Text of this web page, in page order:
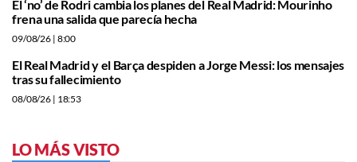
El ‘no’ de Rodri cambia los planes del Real Madrid: Mourinho
frena una salida que parecía hecha
09/08/26 | 8:00
El Real Madrid y el Barça despiden a Jorge Messi: los mensajes
tras su fallecimiento
08/08/26 | 18:53
LO MÁS VISTO